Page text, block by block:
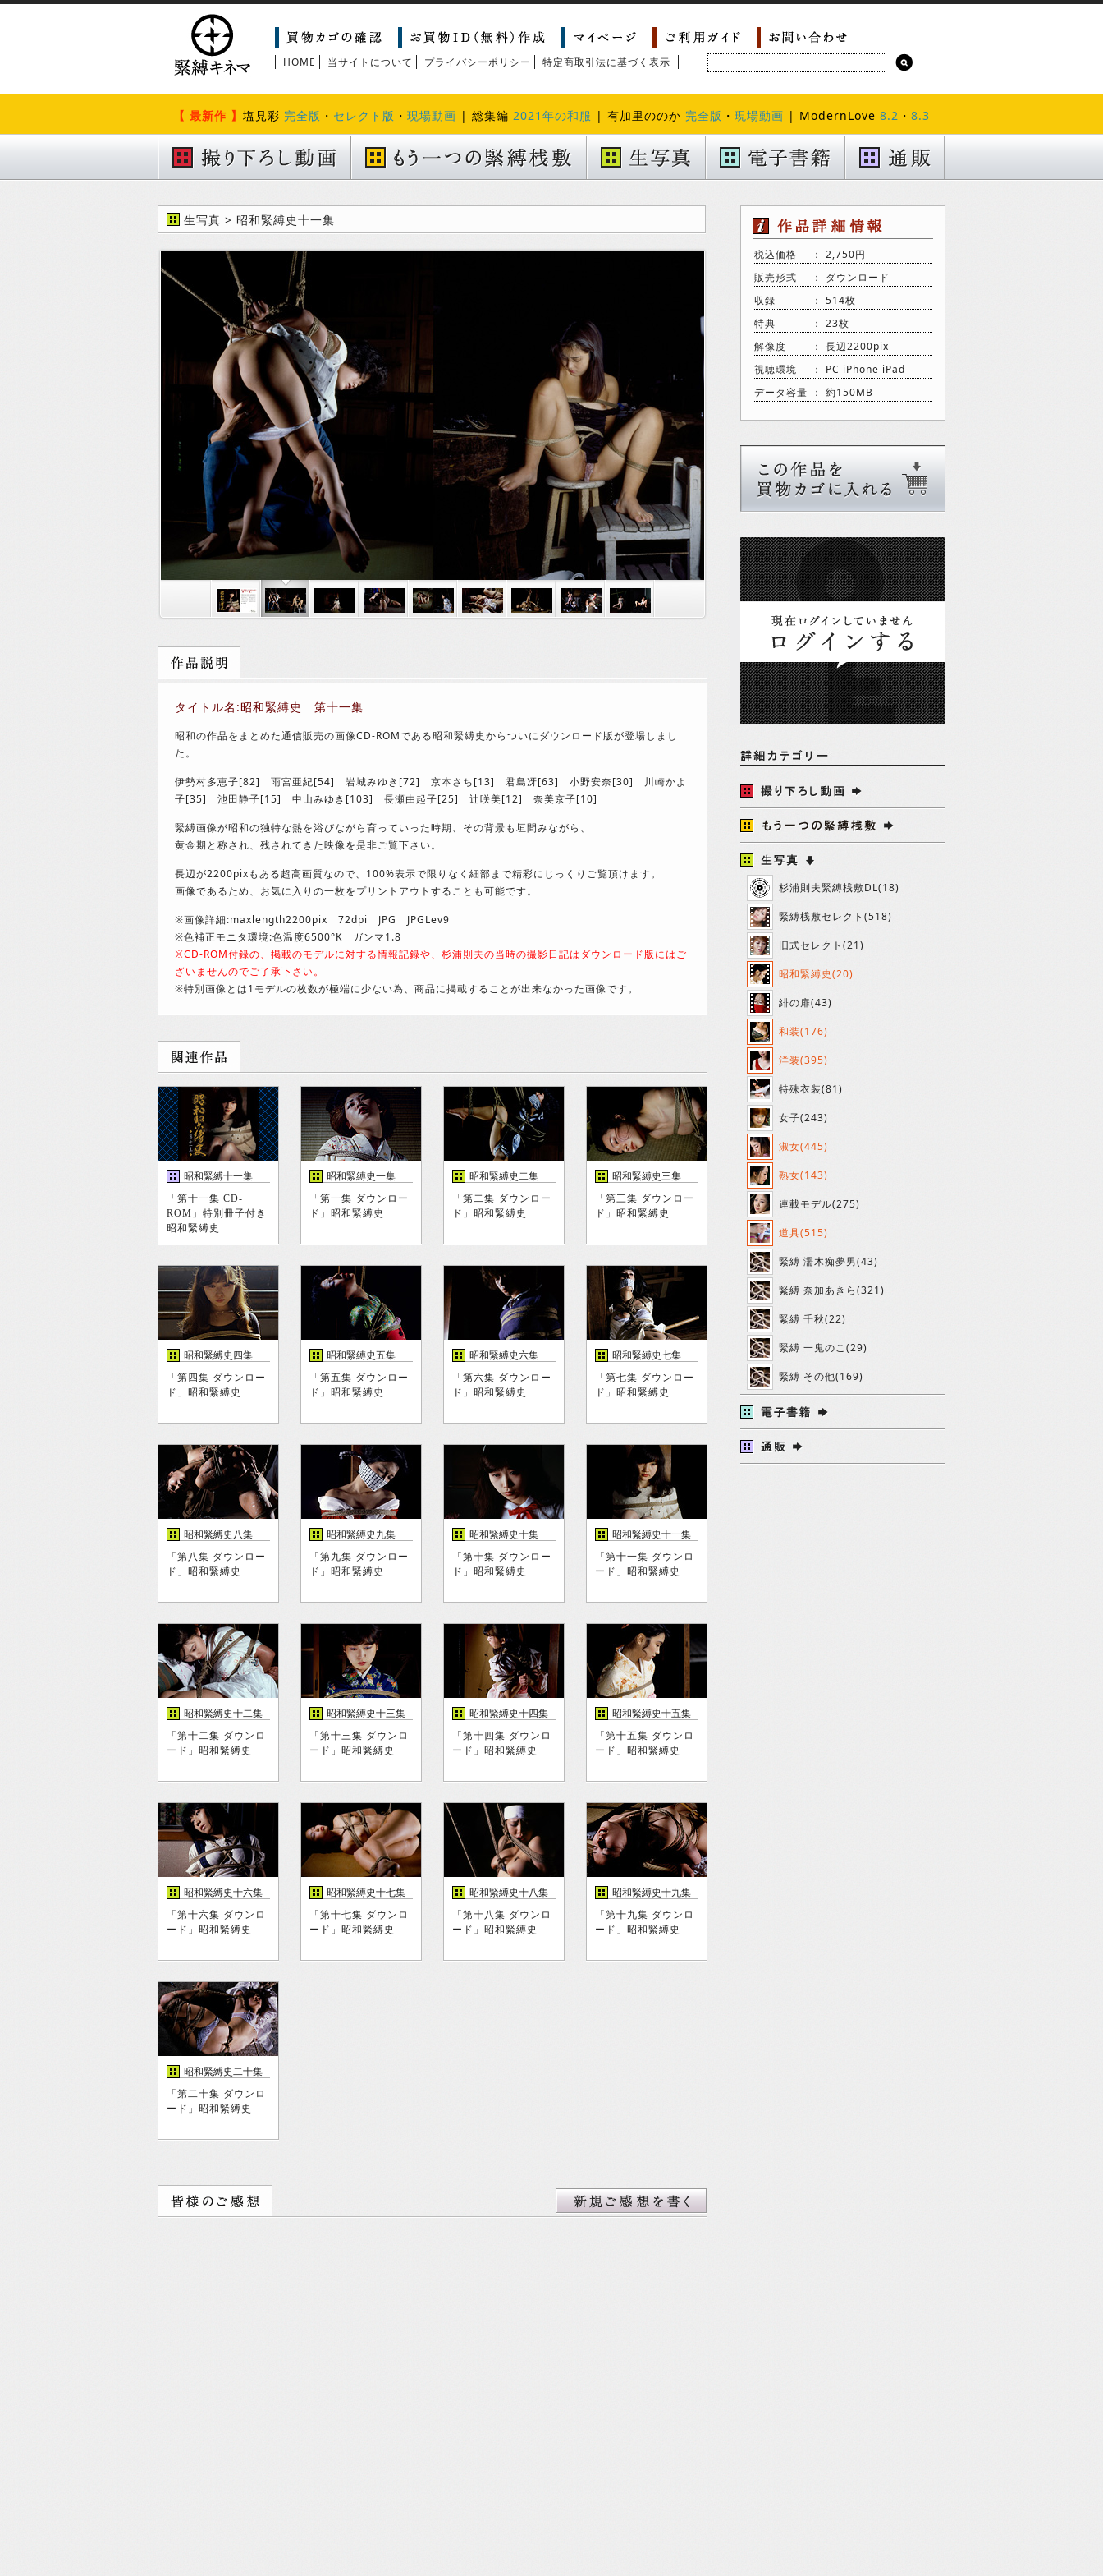
HOME 当サイトについて プライバシーポリシー 特定商取引法に基づく表示
【 最新作 】 塩見彩 完全版 ・ セレクト版 ・ 現場動画 | 総集編 2021年の和服 | 有加里ののか 完全版 ・ 現場動画 | ModernLove 8.2 ・ 8.3
生写真 > 昭和緊縛史十一集
タイトル名:昭和緊縛史 第十一集
昭和の作品をまとめた通信販売の画像CD-ROMである昭和緊縛史からついにダウンロード版が登場しまし
た。
伊勢村多恵子[82] 雨宮亜紀[54] 岩城みゆき[72] 京本さち[13] 君島冴[63] 小野安奈[30] 川崎かよ
子[35] 池田静子[15] 中山みゆき[103] 長瀬由起子[25] 辻咲美[12] 奈美京子[10]
緊縛画像が昭和の独特な熱を浴びながら育っていった時期、その背景も垣間みながら、
黄金期と称され、残されてきた映像を是非ご覧下さい。
長辺が2200pixもある超高画質なので、100%表示で限りなく細部まで精彩にじっくりご覧頂けます。
画像であるため、お気に入りの一枚をプリントアウトすることも可能です。
※画像詳細:maxlength2200pix 72dpi JPG JPGLev9
※色補正モニタ環境:色温度6500°K ガンマ1.8
※CD-ROM付録の、掲載のモデルに対する情報記録や、杉浦則夫の当時の撮影日記はダウンロード版にはご
ざいませんのでご了承下さい。
※特別画像とは1モデルの枚数が極端に少ない為、商品に掲載することが出来なかった画像です。
昭和緊縛十一集
「第十一集 CD-
ROM」特別冊子付き
昭和緊縛史
昭和緊縛史一集
「第一集 ダウンロー
ド」昭和緊縛史
昭和緊縛史二集
「第二集 ダウンロー
ド」昭和緊縛史
昭和緊縛史三集
「第三集 ダウンロー
ド」昭和緊縛史
昭和緊縛史四集
「第四集 ダウンロー
ド」昭和緊縛史
昭和緊縛史五集
「第五集 ダウンロー
ド」昭和緊縛史
昭和緊縛史六集
「第六集 ダウンロー
ド」昭和緊縛史
昭和緊縛史七集
「第七集 ダウンロー
ド」昭和緊縛史
昭和緊縛史八集
「第八集 ダウンロー
ド」昭和緊縛史
昭和緊縛史九集
「第九集 ダウンロー
ド」昭和緊縛史
昭和緊縛史十集
「第十集 ダウンロー
ド」昭和緊縛史
昭和緊縛史十一集
「第十一集 ダウンロ
ード」昭和緊縛史
昭和緊縛史十二集
「第十二集 ダウンロ
ード」昭和緊縛史
昭和緊縛史十三集
「第十三集 ダウンロ
ード」昭和緊縛史
昭和緊縛史十四集
「第十四集 ダウンロ
ード」昭和緊縛史
昭和緊縛史十五集
「第十五集 ダウンロ
ード」昭和緊縛史
昭和緊縛史十六集
「第十六集 ダウンロ
ード」昭和緊縛史
昭和緊縛史十七集
「第十七集 ダウンロ
ード」昭和緊縛史
昭和緊縛史十八集
「第十八集 ダウンロ
ード」昭和緊縛史
昭和緊縛史十九集
「第十九集 ダウンロ
ード」昭和緊縛史
昭和緊縛史二十集
「第二十集 ダウンロ
ード」昭和緊縛史
税込価格
： 2,750円
販売形式
： ダウンロード
収録
： 514枚
特典
： 23枚
解像度
： 長辺2200pix
視聴環境
： PC iPhone iPad
データ容量
： 約150MB
杉浦則夫緊縛桟敷DL(18)
緊縛桟敷セレクト(518)
旧式セレクト(21)
昭和緊縛史(20)
緋の扉(43)
和装(176)
洋装(395)
特殊衣装(81)
女子(243)
淑女(445)
熟女(143)
連載モデル(275)
道具(515)
緊縛 濡木痴夢男(43)
緊縛 奈加あきら(321)
緊縛 千秋(22)
緊縛 一鬼のこ(29)
緊縛 その他(169)